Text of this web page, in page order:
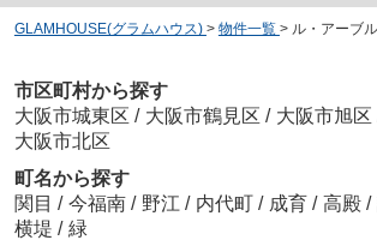
GLAMHOUSE(グラムハウス) > 物件一覧 > ル・アーブ
市区町村から探す
大阪市城東区 / 大阪市鶴見区 / 大阪市旭区
大阪市北区
町名から探す
関目 / 今福南 / 野江 / 内代町 / 成育 / 高殿 /
横堤 / 緑